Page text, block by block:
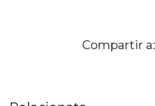
Compartir a: